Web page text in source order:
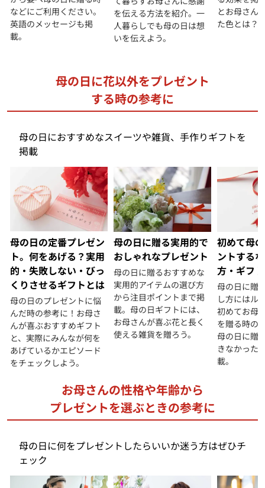
などにご利用ください。
英語のメッセージも掲
載。
を伝える方法を紹介。一
人暮らしでも母の日は想
いを伝えよう。
とお母さん
た色とは？
母の日に花以外をプレゼント
する時の参考に
母の日におすすめなスイーツや雑貨、手作りギフトを
掲載
母の日の定番プレゼン
ト。何をあげる？実用
的・失敗しない・びっ
くりさせるギフトとは
母の日のプレゼントに悩
んだ時の参考に！お母さ
んが喜ぶおすすめギフト
と、実際にみんなが何を
あげているかエピソード
をチェックしよう。
母の日に贈る実用的で
おしゃれなプレゼント
母の日に贈るおすすめな
実用的アイテムの選び方
から注目ポイントまで掲
載。母の日ギフトには、
お母さんが喜ぶ花と長く
使える雑貨を贈ろう。
初めて母
ントする
方・ギフ
母の日に贈
し方にはル
初めてお母
を贈る時の
母の日に贈
きなかった
載。
お母さんの性格や年齢から
プレゼントを選ぶときの参考に
母の日に何をプレゼントしたらいいか迷う方はぜひチ
ェック